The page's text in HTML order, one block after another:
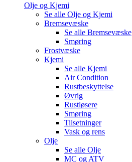
Olje og Kjemi
Se alle Olje og Kjemi
Bremsevæske
Se alle Bremsevæske
Smøring
Frostvæske
Kjemi
Se alle Kjemi
Air Condition
Rustbeskyttelse
Øvrig
Rustløsere
Smøring
Tilsetninger
Vask og rens
Olje
Se alle Olje
MC og ATV